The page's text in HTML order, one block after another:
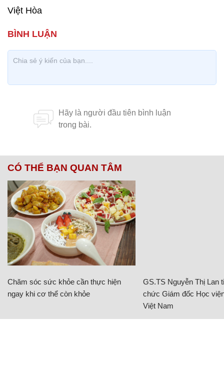
Việt Hòa
CÓ THỂ BẠN QUAN TÂM
Chăm sóc sức khỏe cần thực hiện
ngay khi cơ thể còn khỏe
GS.TS Nguyễn Thị Lan
chức Giám đốc Học
Việt Nam